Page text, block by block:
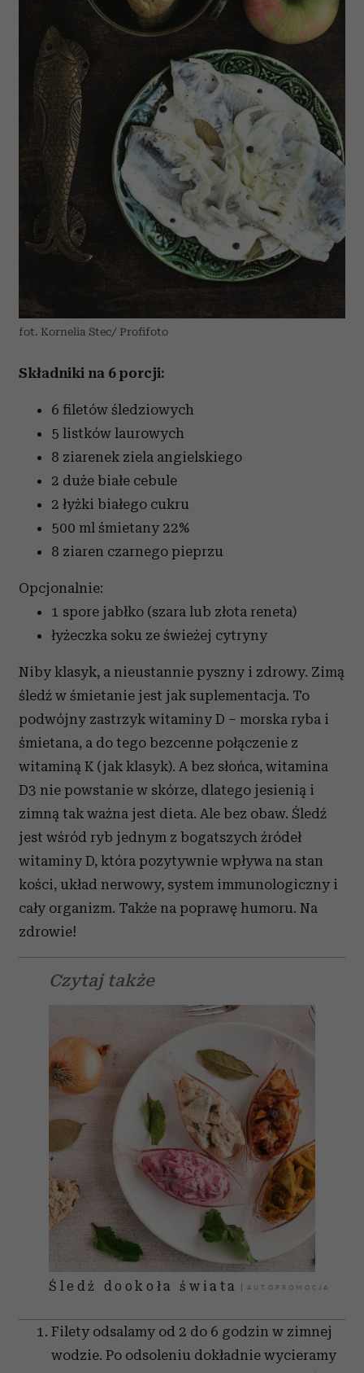
fot. Kornelia Stec/ Profifoto
Składniki na 6 porcji:
6 filetów śledziowych
5 listków laurowych
8 ziarenek ziela angielskiego
2 duże białe cebule
2 łyżki białego cukru
500 ml śmietany 22%
8 ziaren czarnego pieprzu
Opcjonalnie:
1 spore jabłko (szara lub złota reneta)
łyżeczka soku ze świeżej cytryny
Niby klasyk, a nieustannie pyszny i zdrowy. Zimą
śledź w śmietanie jest jak suplementacja. To
podwójny zastrzyk witaminy D – morska ryba i
śmietana, a do tego bezcenne połączenie z
witaminą K (jak klasyk). A bez słońca, witamina
D3 nie powstanie w skórze, dlatego jesienią i
zimną tak ważna jest dieta. Ale bez obaw. Śledź
jest wśród ryb jednym z bogatszych źródeł
witaminy D, która pozytywnie wpływa na stan
kości, układ nerwowy, system immunologiczny i
cały organizm. Także na poprawę humoru. Na
zdrowie!
Czytaj także
Śledź dookoła świata
Filety odsalamy od 2 do 6 godzin w zimnej
wodzie. Po odsoleniu dokładnie wycieramy